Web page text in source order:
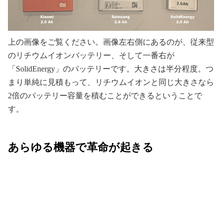
上の画像をご覧ください。画像左右側にあるのが、従来型
のリチウムイオンバッテリー、そして一番右が
「SolidEnergy」のバッテリーです。大きさは半分程度。つ
まり単純に見積もって、リチウムイオンと同じ大きさなら
2倍のバッテリー容量を積むことができるということで
す。
あらゆる機器で革命が起きる